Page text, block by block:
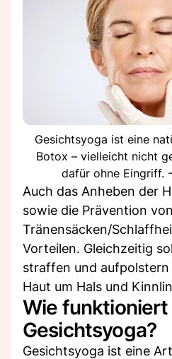
Gesichtsyoga ist eine
Botox – vielleicht nicht
dafür ohne Eingriff.
Auch das Anheben der
sowie die Prävention von
Tränensäcken/
Vorteilen. Gleichzeitig
straffen und
Haut um Hals und
Wie funktioniert
Gesichtsyoga?
Gesichtsyoga ist eine